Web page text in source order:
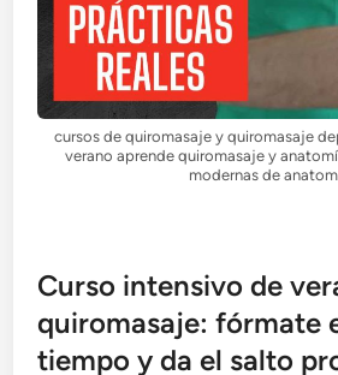
cursos de quiromasaje y quiromasaje
verano aprende quiromasaje y
modernas de
Curso intensivo de
quiromasaje: fórmate
tiempo y da el salto